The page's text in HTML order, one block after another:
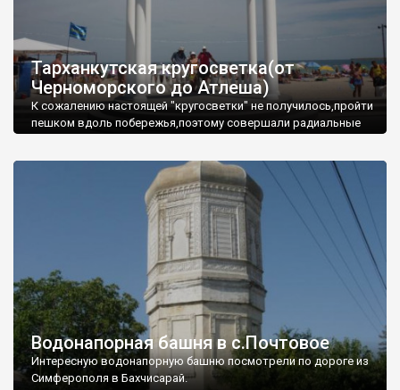
Тарханкутская кругосветка(от
Черноморского до Атлеша)
К сожалению настоящей "кругосветки" не получилось,пройти
пешком вдоль побережья,поэтому совершали радиальные
Водонапорная башня в с.Почтовое
Интересную водонапорную башню посмотрели по дороге из
Симферополя в Бахчисарай.